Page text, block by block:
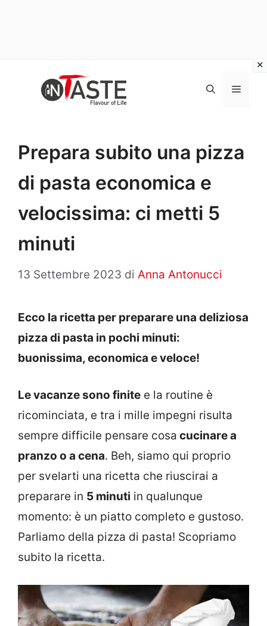
Menu
Prepara subito una pizza
di pasta economica e
velocissima: ci metti 5
minuti
13 Settembre 2023 di Anna Antonucci
Ecco la ricetta per preparare una deliziosa
pizza di pasta in pochi minuti:
buonissima, economica e veloce!
Le vacanze sono finite e la routine è
ricominciata, e tra i mille impegni risulta
sempre difficile pensare cosa cucinare a
pranzo o a cena. Beh, siamo qui proprio
per svelarti una ricetta che riuscirai a
preparare in 5 minuti in qualunque
momento: è un piatto completo e gustoso.
Parliamo della pizza di pasta! Scopriamo
subito la ricetta.